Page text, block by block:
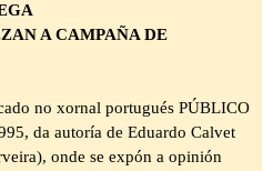
A CAMPAÑA DE
no xornal portugués PÚBLICO
da autoría de Eduardo Calvet
onde se expón a opinión